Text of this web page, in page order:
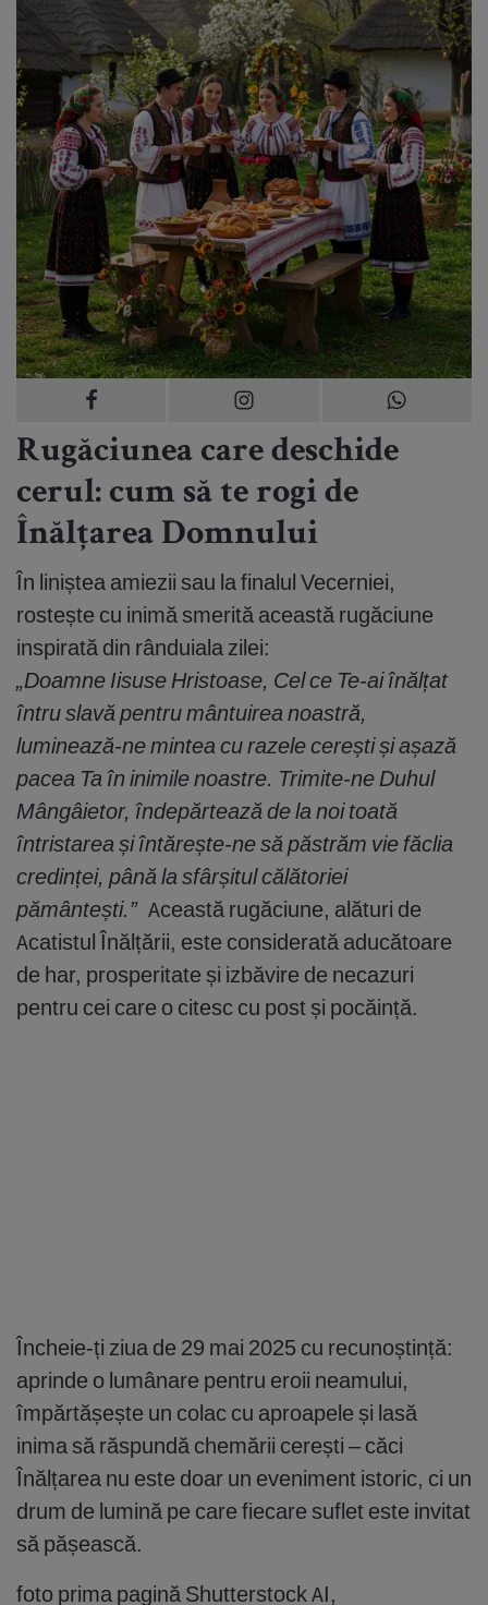
Rugăciunea care deschide
cerul: cum să te rogi de
Înălțarea Domnului
În liniștea amiezii sau la finalul Vecerniei,
rostește cu inimă smerită această rugăciune
inspirată din rânduiala zilei:
„Doamne Iisuse Hristoase, Cel ce Te-ai înălțat
întru slavă pentru mântuirea noastră,
luminează-ne mintea cu razele cerești și așază
pacea Ta în inimile noastre. Trimite-ne Duhul
Mângâietor, îndepărtează de la noi toată
întristarea și întărește-ne să păstrăm vie făclia
credinței, până la sfârșitul călătoriei
pământești.”Această rugăciune, alături de
Acatistul Înălțării, este considerată aducătoare
de har, prosperitate și izbăvire de necazuri
pentru cei care o citesc cu post și pocăință.
Încheie-ți ziua de 29 mai 2025 cu recunoștință:
aprinde o lumânare pentru eroii neamului,
împărtășește un colac cu aproapele și lasă
inima să răspundă chemării cerești – căci
Înălțarea nu este doar un eveniment istoric, ci un
drum de lumină pe care fiecare suflet este invitat
să pășească.
foto prima pagină Shutterstock AI,